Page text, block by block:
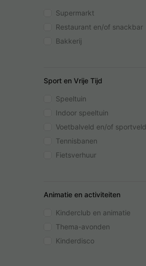
Supermarkt
Restaurant en/of snackbar
Bakkerij
Sport en Vrije Tijd
Speeltuin
Indoor speeltuin
Voetbalveld en/of sportveld
Tennisbanen
Fietsverhuur
Animatie en activiteiten
Kinderclub en animatie
Thema-avonden
Kinderdisco